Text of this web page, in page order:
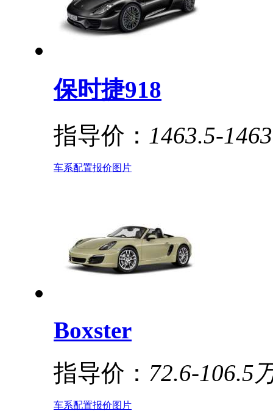
保时捷918
指导价： 1463.5-
车系配置报价图片
Boxster
指导价： 72.6-106.5
车系配置报价图片